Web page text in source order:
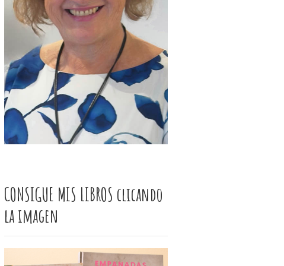
CONSIGUE MIS LIBROS clicando
la imagen